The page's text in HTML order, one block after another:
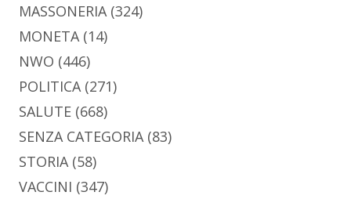
MASSONERIA (324)
MONETA (14)
NWO (446)
POLITICA (271)
SALUTE (668)
SENZA CATEGORIA (83)
STORIA (58)
VACCINI (347)